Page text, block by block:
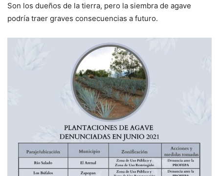
Son los dueños de la tierra, pero la siembra de agave
podría traer graves consecuencias a futuro.